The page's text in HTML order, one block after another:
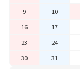
9
10
16
17
23
24
30
31